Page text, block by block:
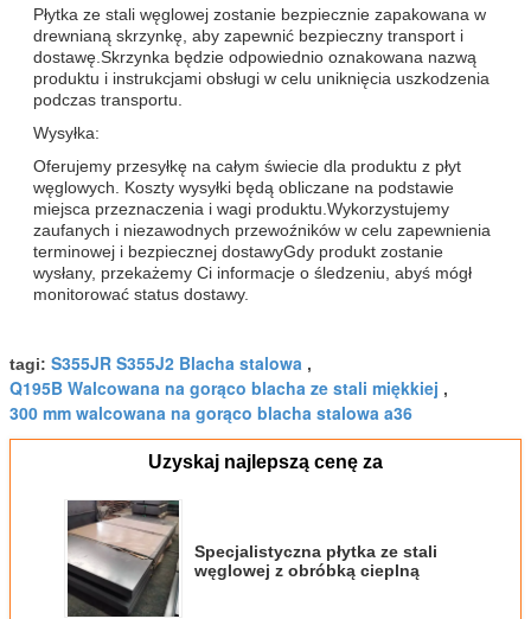
Płytka ze stali węglowej zostanie bezpiecznie zapakowana w
drewnianą skrzynkę, aby zapewnić bezpieczny transport i
dostawę.Skrzynka będzie odpowiednio oznakowana nazwą
produktu i instrukcjami obsługi w celu uniknięcia uszkodzenia
podczas transportu.
Wysyłka:
Oferujemy przesyłkę na całym świecie dla produktu z płyt
węglowych. Koszty wysyłki będą obliczane na podstawie
miejsca przeznaczenia i wagi produktu.Wykorzystujemy
zaufanych i niezawodnych przewoźników w celu zapewnienia
terminowej i bezpiecznej dostawyGdy produkt zostanie
wysłany, przekażemy Ci informacje o śledzeniu, abyś mógł
monitorować status dostawy.
tagi: S355JR S355J2 Blacha stalowa ,
Q195B Walcowana na gorąco blacha ze stali miękkiej ,
300 mm walcowana na gorąco blacha stalowa a36
Uzyskaj najlepszą cenę za
Specjalistyczna płytka ze stali
węglowej z obróbką cieplną